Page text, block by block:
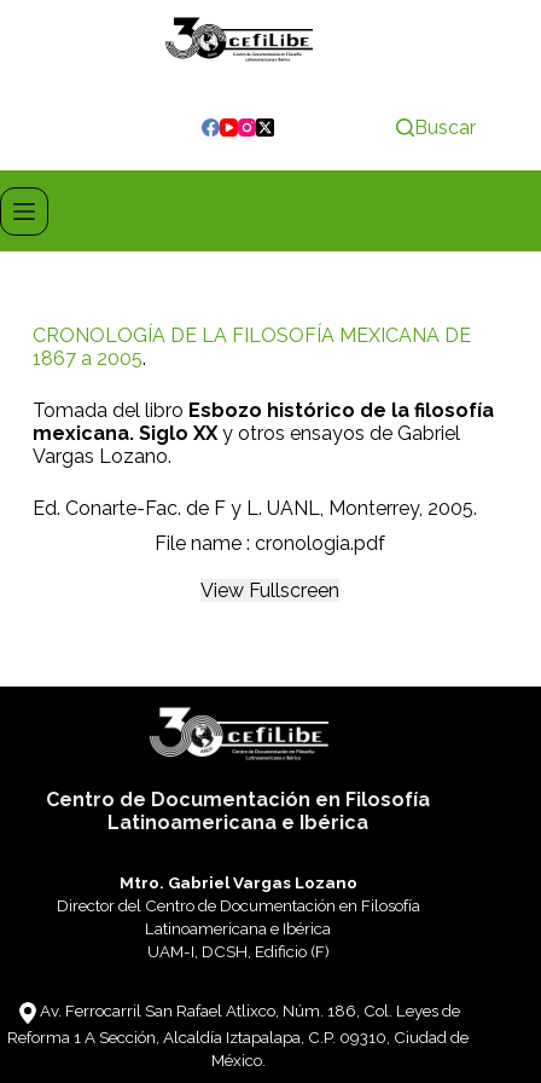
Buscar
CRONOLOGÍA DE LA FILOSOFÍA MEXICANA DE
1867 a 2005.
Tomada del libro Esbozo histórico de la filosofía
mexicana. Siglo XXy otros ensayos de Gabriel
Vargas Lozano.
Ed. Conarte-Fac. de F y L. UANL, Monterrey, 2005.
File name : cronologia.pdf
View Fullscreen
Centro de Documentación en Filosofía
Latinoamericana e Ibérica
Mtro. Gabriel Vargas Lozano
Director del Centro de Documentación en Filosofía
Latinoamericana e Ibérica
UAM-I, DCSH, Edificio (F)
Av. Ferrocarril San Rafael Atlixco, Núm. 186, Col. Leyes de
Reforma 1 A Sección, Alcaldía Iztapalapa, C.P. 09310, Ciudad de
México.